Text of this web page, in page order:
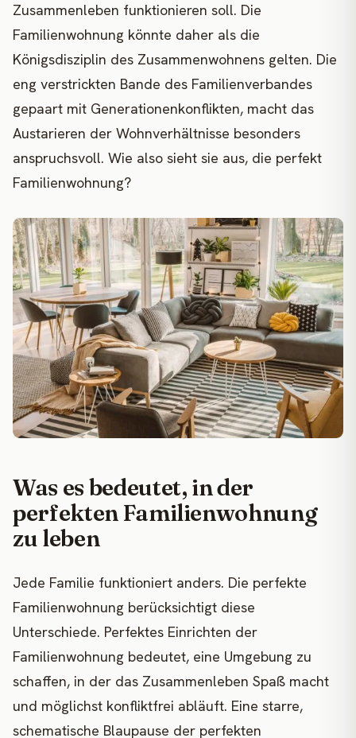
Zusammenleben funktionieren soll. Die
Familienwohnung könnte daher als die
Königsdisziplin des Zusammenwohnens gelten. Die
eng verstrickten Bande des Familienverbandes
gepaart mit Generationenkonflikten, macht das
Austarieren der Wohnverhältnisse besonders
anspruchsvoll. Wie also sieht sie aus, die perfekt
Familienwohnung?
Was es bedeutet, in der
perfekten Familienwohnung
zu leben
Jede Familie funktioniert anders. Die perfekte
Familienwohnung berücksichtigt diese
Unterschiede. Perfektes Einrichten der
Familienwohnung bedeutet, eine Umgebung zu
schaffen, in der das Zusammenleben Spaß macht
und möglichst konfliktfrei abläuft. Eine starre,
schematische Blaupause der perfekten